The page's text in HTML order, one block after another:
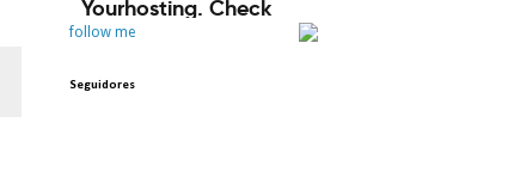
follow me
Seguidores